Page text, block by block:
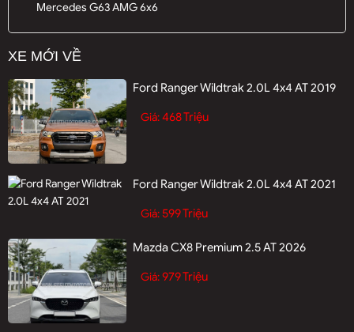
Mercedes G63 AMG 6x6
XE MỚI VỀ
Ford Ranger Wildtrak 2.0L 4x4 AT 2019
Giá:468 Triệu
Ford Ranger Wildtrak 2.0L 4x4 AT 2021
Giá:599 Triệu
Mazda CX8 Premium 2.5 AT 2026
Giá:979 Triệu